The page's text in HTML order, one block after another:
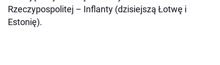
Rzeczypospolitej – Inflanty (dzisiejszą Łotwę i
Estonię).